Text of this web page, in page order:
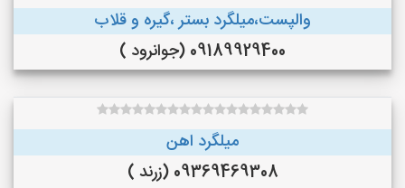
والپست،میلگرد بستر ،گیره و قلاب
09189929400 (جوانرود )
میلگرد اهن
09369469308 (زرند )